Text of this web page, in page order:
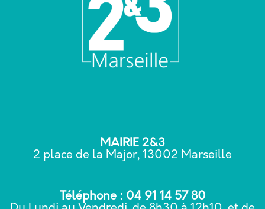
MAIRIE 2&3
2 place de la Major, 13002 Marseille
Téléphone : 04 91 14 57 80